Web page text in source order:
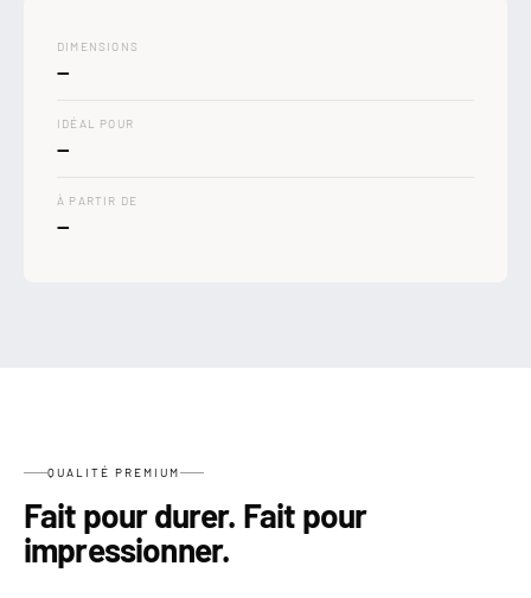
DIMENSIONS
—
IDÉAL POUR
—
À PARTIR DE
—
QUALITÉ PREMIUM
Fait pour durer. Fait pour
impressionner.